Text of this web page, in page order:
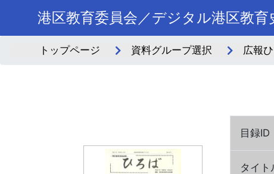
港区教育委員会／デジタル港区教育
トップページ 資料グループ選択 広報
目録ID
タイト